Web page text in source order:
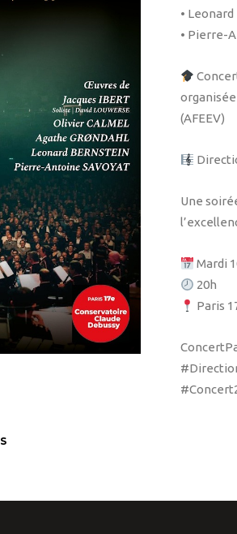
•
• Pierre-
organisée
(AFEEV)
Une
Mardi
20h
Paris